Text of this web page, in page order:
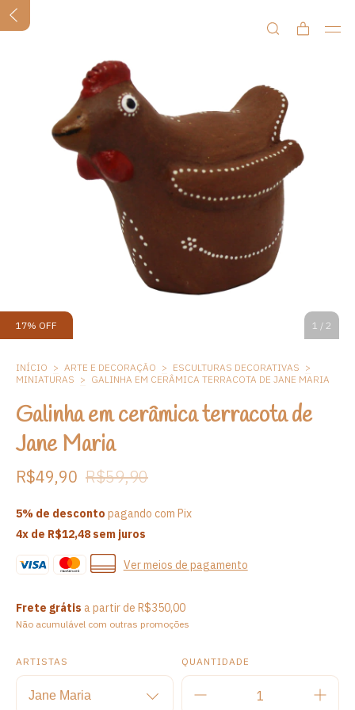
17% OFF 1 / 2
INÍCIO > ARTE E DECORAÇÃO > ESCULTURAS DECORATIVAS >
MINIATURAS > GALINHA EM CERÂMICA TERRACOTA DE JANE MARIA
Galinha em cerâmica terracota de
Jane Maria
R$49,90 R$59,90
5% de desconto pagando com Pix
4x de R$12,48sem juros
Ver meios de pagamento
Frete grátis a partir de R$350,00
Não acumulável com outras promoções
ARTISTAS QUANTIDADE